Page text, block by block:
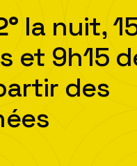
°la nuit,
et 9h15
des